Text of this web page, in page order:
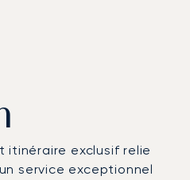
itinéraire exclusif relie
service exceptionnel